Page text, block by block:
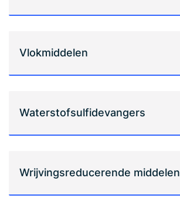
Vlokmiddelen
Waterstofsulfidevangers
Wrijvingsreducerende middelen